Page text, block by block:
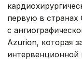
первую в
с
Azurion, которая
интервенционной